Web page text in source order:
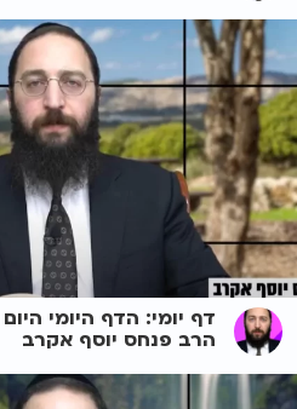
דף יומי: הדף היומי
הרב פנחס יוסף אקרב